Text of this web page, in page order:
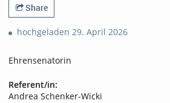
Share
hochgeladen 29. April 2026
Ehrensenatorin
Referent/in:
Andrea Schenker-Wicki